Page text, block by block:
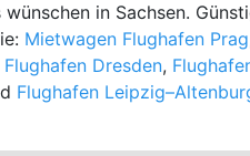
in Sachsen.
Mietwagen Flughafen Prag
Dresden,
Flughafen